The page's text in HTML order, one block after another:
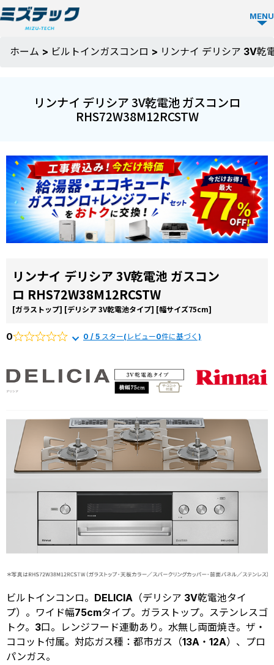
MENU
ガス
TOP
テッ
クの
強み
選ば
理由
施工
お役
コラ
ム
よく
質問
ホーム > ビルトインガスコンロ > リンナイ デリシア 3V乾
リンナイ デリシア 3V乾電池 ガスコンロ
RHS72W38M12RCSTW
リンナイ デリシア 3V乾電池 ガスコン
ロ RHS72W38M12RCSTW
[ガラストップ] [デリシア 3V乾電池タイプ] [幅サイズ75cm]
0 0 / 5 スター(レビュー0件に基づく)
ビルトインコンロ。DELICIA（デリシア 3V乾電池タイ
プ）。ワイド幅75cmタイプ。ガラストップ。ステンレスゴ
トク。3口。レンジフード連動あり。水無し両面焼き。ザ・
ココット付属。対応ガス種：都市ガス（13A・12A）、プロ
パンガス。